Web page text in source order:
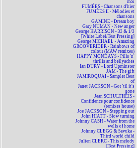
moi
FUMÉES - Chansons d'hier
FUMÉES II - Mélodies et
chansons
GAMINE - Dream boy
Gary NUMAN - New anger
George HARRISON - 33 & 1/3
[White Label/Test Pressing]
George MICHAEL - Amazing
GROOVERIDER - Rainbows of
colour (MAW remixes)
HAPPY MONDAYS - Pills 'n'
thrills and bellyaches
Ian DURY - Lord Upminster
JAM - The gift
JAMIROQUAI - Sampler Best
of
Janet JACKSON - Got 'til it's
gone
Jean SCHULTHEIS -
Confidence pour confidence
(remixes house)
Joe JACKSON - Stepping out
John HIATT - Slow turning
Johnny CASH - Water from the
wells of home
Johnny CLEGG & Savuka -
Third world child
Julien CLERC - This melody
[Test Pressing]